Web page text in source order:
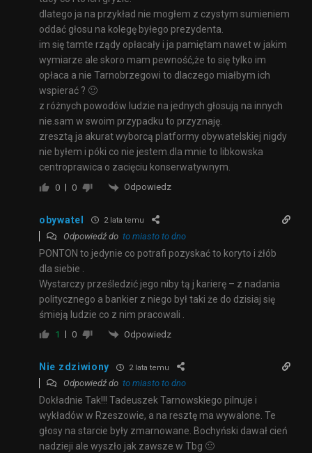
dlatego ja na przykład nie mogłem z czystym sumieniem
oddać głosu na kolegę byłego prezydenta.
im się tamte rządy opłacały i ja pamiętam nawet w jakim
wymiarze ale skoro mam pewność,że to się tylko im
opłaca a nie Tarnobrzegowi to dlaczego miałbym ich
wspierać ? 🙂
z różnych powodów ludzie na jednych głosują na innych
nie.sam w swoim przypadku to przyznaję.
zresztą ja akurat wyborcą platformy obywatelskiej nigdy
nie byłem i póki co nie jestem.dla mnie to libkowska
centroprawica o zacięciu konserwatywnym.
0 0 Odpowiedz
obywatel 2 lata temu
Odpowiedź do to miasto to dno
PONTON to jedynie co potrafi pozyskać to koryto i żłób
dla siebie .
Wystarczy prześledzić jego niby tą j karierę – z nadania
politycznego a bankier z niego był taki że do dzisiaj się
śmieją ludzie co z nim pracowali .
1 0 Odpowiedz
Nie zdziwiony 2 lata temu
Odpowiedź do to miasto to dno
Dokładnie Tak!!! Tadeuszek Tarnowskiego pilnuje i
wykładów w Rzeszowie, a na resztę ma wywalone. Te
głosy na starcie były zmarnowane. Bochyński dawał cień
nadzieji ale wyszło jak zawsze w Tbg 🙁